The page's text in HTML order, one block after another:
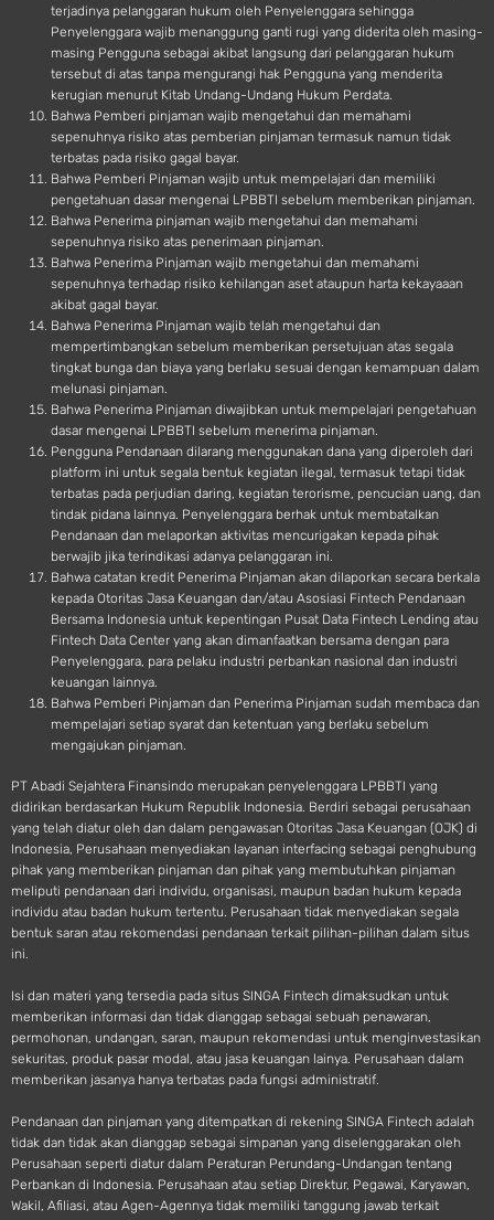
terjadinya pelanggaran hukum oleh Penyelenggara sehingga
Penyelenggara wajib menanggung ganti rugi yang diderita oleh masing-
masing Pengguna sebagai akibat langsung dari pelanggaran hukum
tersebut di atas tanpa mengurangi hak Pengguna yang menderita
kerugian menurut Kitab Undang-Undang Hukum Perdata.
Bahwa Pemberi pinjaman wajib mengetahui dan memahami
sepenuhnya risiko atas pemberian pinjaman termasuk namun tidak
terbatas pada risiko gagal bayar.
Bahwa Pemberi Pinjaman wajib untuk mempelajari dan memiliki
pengetahuan dasar mengenai LPBBTI sebelum memberikan pinjaman.
Bahwa Penerima pinjaman wajib mengetahui dan memahami
sepenuhnya risiko atas penerimaan pinjaman.
Bahwa Penerima Pinjaman wajib mengetahui dan memahami
sepenuhnya terhadap risiko kehilangan aset ataupun harta kekayaaan
akibat gagal bayar.
Bahwa Penerima Pinjaman wajib telah mengetahui dan
mempertimbangkan sebelum memberikan persetujuan atas segala
tingkat bunga dan biaya yang berlaku sesuai dengan kemampuan dalam
melunasi pinjaman.
Bahwa Penerima Pinjaman diwajibkan untuk mempelajari pengetahuan
dasar mengenai LPBBTI sebelum menerima pinjaman.
Pengguna Pendanaan dilarang menggunakan dana yang diperoleh dari
platform ini untuk segala bentuk kegiatan ilegal, termasuk tetapi tidak
terbatas pada perjudian daring, kegiatan terorisme, pencucian uang, dan
tindak pidana lainnya. Penyelenggara berhak untuk membatalkan
Pendanaan dan melaporkan aktivitas mencurigakan kepada pihak
berwajib jika terindikasi adanya pelanggaran ini.
Bahwa catatan kredit Penerima Pinjaman akan dilaporkan secara berkala
kepada Otoritas Jasa Keuangan dan/atau Asosiasi Fintech Pendanaan
Bersama Indonesia untuk kepentingan Pusat Data Fintech Lending atau
Fintech Data Center yang akan dimanfaatkan bersama dengan para
Penyelenggara, para pelaku industri perbankan nasional dan industri
keuangan lainnya.
Bahwa Pemberi Pinjaman dan Penerima Pinjaman sudah membaca dan
mempelajari setiap syarat dan ketentuan yang berlaku sebelum
mengajukan pinjaman.
PT Abadi Sejahtera Finansindo merupakan penyelenggara LPBBTI yang
didirikan berdasarkan Hukum Republik Indonesia. Berdiri sebagai perusahaan
yang telah diatur oleh dan dalam pengawasan Otoritas Jasa Keuangan (OJK) di
Indonesia, Perusahaan menyediakan layanan interfacing sebagai penghubung
pihak yang memberikan pinjaman dan pihak yang membutuhkan pinjaman
meliputi pendanaan dari individu, organisasi, maupun badan hukum kepada
individu atau badan hukum tertentu. Perusahaan tidak menyediakan segala
bentuk saran atau rekomendasi pendanaan terkait pilihan-pilihan dalam situs
ini.
Isi dan materi yang tersedia pada situs SINGA Fintech dimaksudkan untuk
memberikan informasi dan tidak dianggap sebagai sebuah penawaran,
permohonan, undangan, saran, maupun rekomendasi untuk menginvestasikan
sekuritas, produk pasar modal, atau jasa keuangan lainya. Perusahaan dalam
memberikan jasanya hanya terbatas pada fungsi administratif.
Pendanaan dan pinjaman yang ditempatkan di rekening SINGA Fintech adalah
tidak dan tidak akan dianggap sebagai simpanan yang diselenggarakan oleh
Perusahaan seperti diatur dalam Peraturan Perundang-Undangan tentang
Perbankan di Indonesia. Perusahaan atau setiap Direktur, Pegawai, Karyawan,
Wakil, Afiliasi, atau Agen-Agennya tidak memiliki tanggung jawab terkait